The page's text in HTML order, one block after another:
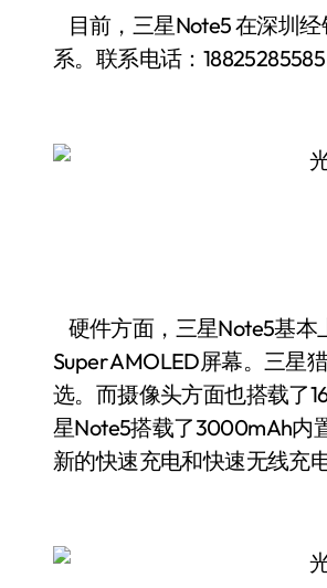
目前，三星Note5 在深圳
系。联系电话： 18825285585
硬件方面，三星Note5基本
Super AMOLED屏幕。三星
选。而摄像头方面也搭载了
星Note5搭载了3000mAh内
新的快速充电和快速无线充